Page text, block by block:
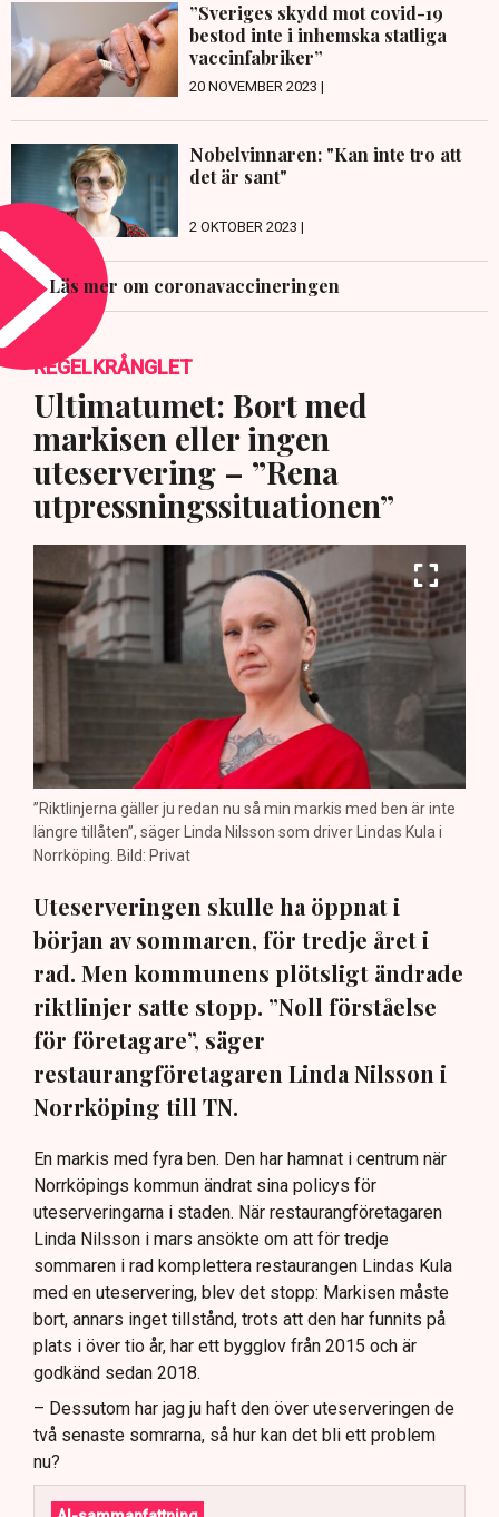
”Sveriges skydd mot covid-19
bestod inte i inhemska statliga
vaccinfabriker”
20 NOVEMBER 2023 |
Nobelvinnaren: "Kan inte tro att
det är sant"
2 OKTOBER 2023 |
Läs mer om coronavaccineringen
REGELKRÅNGLET
Ultimatumet: Bort med
markisen eller ingen
uteservering – ”Rena
utpressningssituationen”
”Riktlinjerna gäller ju redan nu så min markis med ben är inte
längre tillåten”, säger Linda Nilsson som driver Lindas Kula i
Norrköping. Bild: Privat
Uteserveringen skulle ha öppnat i
början av sommaren, för tredje året i
rad. Men kommunens plötsligt ändrade
riktlinjer satte stopp. ”Noll förståelse
för företagare”, säger
restaurangföretagaren Linda Nilsson i
Norrköping till TN.
En markis med fyra ben. Den har hamnat i centrum när
Norrköpings kommun ändrat sina policys för
uteserveringarna i staden. När restaurangföretagaren
Linda Nilsson i mars ansökte om att för tredje
sommaren i rad komplettera restaurangen Lindas Kula
med en uteservering, blev det stopp: Markisen måste
bort, annars inget tillstånd, trots att den har funnits på
plats i över tio år, har ett bygglov från 2015 och är
godkänd sedan 2018.
– Dessutom har jag ju haft den över uteserveringen de
två senaste somrarna, så hur kan det bli ett problem
nu?